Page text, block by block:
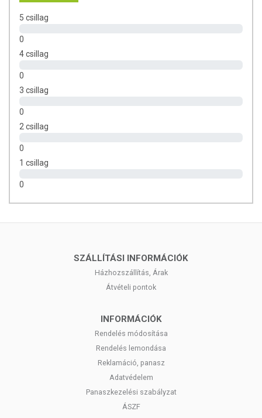
5 csillag
0
4 csillag
0
3 csillag
0
2 csillag
0
1 csillag
0
SZÁLLÍTÁSI INFORMÁCIÓK
Házhozszállítás, Árak
Átvételi pontok
INFORMÁCIÓK
Rendelés módosítása
Rendelés lemondása
Reklamáció, panasz
Adatvédelem
Panaszkezelési szabályzat
ÁSZF